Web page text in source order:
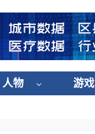
人物 游戏